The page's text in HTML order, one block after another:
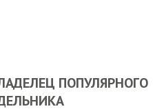
ПОПУЛЯРНОГО